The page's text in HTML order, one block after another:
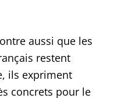
aussi que les
restent
ils expriment
concrets pour le